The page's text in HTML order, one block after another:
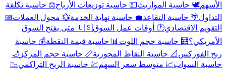
الأسهم🕊️ حاسبة المواريث💵 حاسبة توزيعات الأرباح⚖️ حاسبة تكلفة
التداول 🌴 حاسبة التقاعد💼 حاسبة نهاية الخدمة💱 محول العملات📅
التقويم الاقتصادي🕐 أوقات عمل السوق
🇺🇸 متى يفتح السوق
الأمريكي؟🧮 حاسبة حجم اللوت📊 حاسبة قيمة النقطة💰 حاسبة
ربح الفوركس 📐 حاسبة النقاط المحورية📏 حاسبة حجم المركز 🌙
حاسبة السواب📈 متوسط سعر السهم💹 حاسبة الربح التراكمي 📉